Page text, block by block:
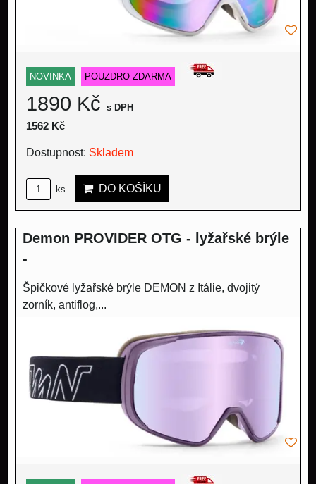
NOVINKA POUZDRO ZDARMA
1890 Kč s DPH
1562 Kč
Dostupnost: Skladem
ks DO KOŠÍKU
Demon PROVIDER OTG - lyžařské brýle
-
Špičkové lyžařské brýle DEMON z Itálie, dvojitý
zorník, antiflog,...